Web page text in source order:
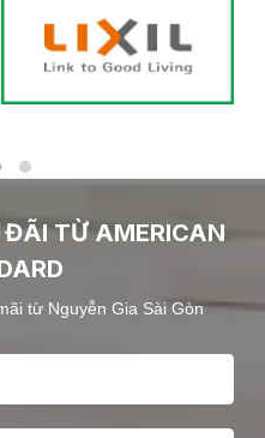
TỪ AMERICAN
từ Nguyễn Gia Sài Gòn